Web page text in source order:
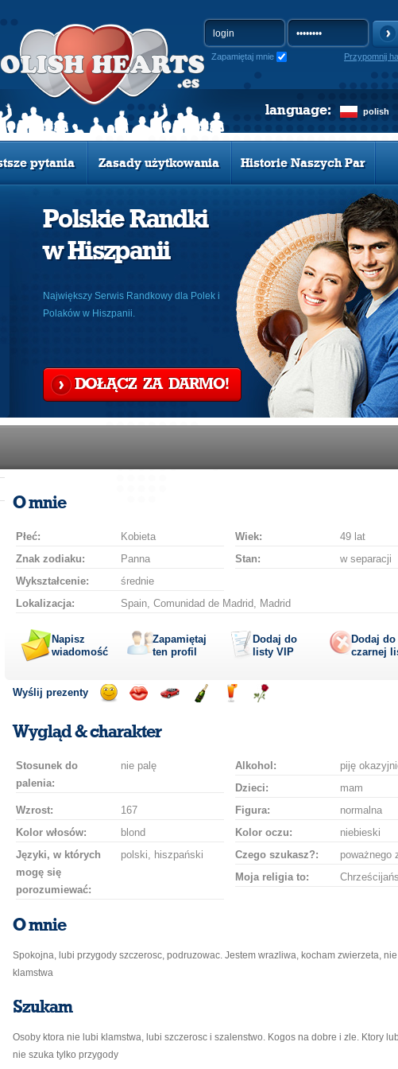
Zapamiętaj mnie
Przypomnij
polish
language:
pytania Zasady użytkowania Historie Naszych Par
Polskie Randki
w Hiszpanii
Największy Serwis Randkowy dla Polek i
Polaków w Hiszpanii.
DOŁĄCZ ZA DARMO!
O mnie
Płeć: Kobieta Wiek:
49 lat
Znak zodiaku:
Panna Stan:
w separacji
Wykształcenie:
średnie
Lokalizacja:
Spain, Comunidad de Madrid, Madrid
Napisz
wiadomość
Zapamiętaj
ten profil
Dodaj do
listy VIP
Dodaj do
czarnej
Wyślij prezenty
uśmiechbuziaka
Wygląd & charakter
Stosunek do
palenia:
nie palę Alkohol:
piję
Dzieci:
mam
Wzrost:
167 Figura:
normalna
Kolor włosów:
blond Kolor oczu:
niebieski
Języki, w których
mogę się
porozumiewać:
polski, hiszpański Czego szukasz?:
poważnego
Moja religia to:
O mnie
Spokojna, lubi przygody szczerosc, podruzowac. Jestem wrazliwa, kocham zwierzeta,
klamstwa
Szukam
Osoby ktora nie lubi klamstwa, lubi szczerosc i szalenstwo. Kogos na dobre i zle. Ktory
nie szuka tylko przygody